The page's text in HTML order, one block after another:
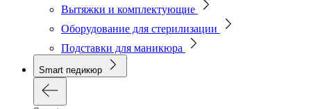
Вытяжки и комплектующие
Оборудование для стерилизации
Подставки для маникюра
Smart педикюр